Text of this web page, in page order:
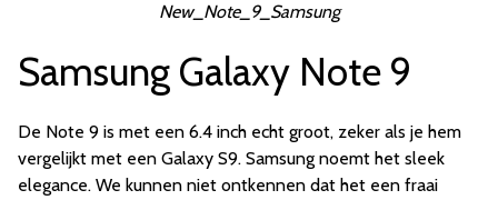
New_Note_9_Samsung
Samsung Galaxy Note 9
De Note 9 is met een 6.4 inch echt groot, zeker als je hem
vergelijkt met een Galaxy S9. Samsung noemt het sleek
elegance. We kunnen niet ontkennen dat het een fraai